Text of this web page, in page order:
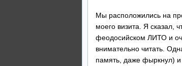
Мы расположились на
моего визита. Я сказал,
феодосийском ЛИТО и
внимательно читать.
память, даже фыркнул)